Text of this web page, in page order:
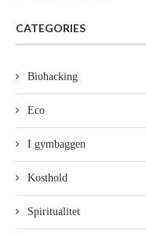
CATEGORIES
Biohacking
Eco
I gymbaggen
Kosthold
Spiritualitet